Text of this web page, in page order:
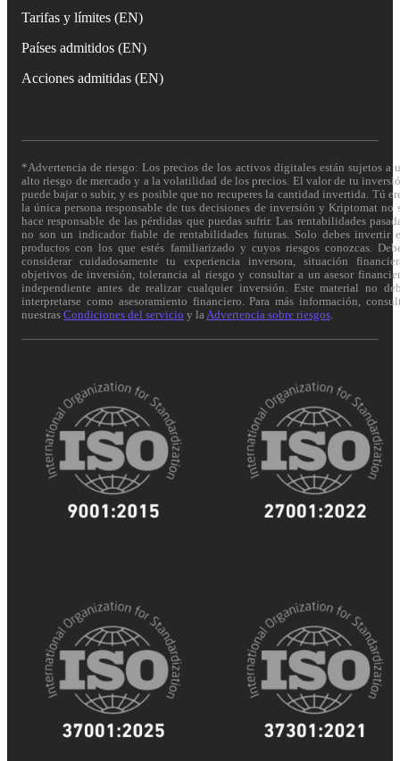
Tarifas y límites (EN)
Países admitidos (EN)
Acciones admitidas (EN)
*Advertencia de riesgo: Los precios de los activos digitales están sujetos a
alto riesgo de mercado y a la volatilidad de los precios. El valor de tu
puede bajar o subir, y es posible que no recuperes la cantidad invertida. Tú
la única persona responsable de tus decisiones de inversión y Kriptomat no
hace responsable de las pérdidas que puedas sufrir. Las rentabilidades
no son un indicador fiable de rentabilidades futuras. Solo debes invertir
productos con los que estés familiarizado y cuyos riesgos conozcas.
considerar cuidadosamente tu experiencia inversora, situación
objetivos de inversión, tolerancia al riesgo y consultar a un asesor
independiente antes de realizar cualquier inversión. Este material no
interpretarse como asesoramiento financiero. Para más información,
nuestras Condiciones del servicio y la Advertencia sobre riesgos